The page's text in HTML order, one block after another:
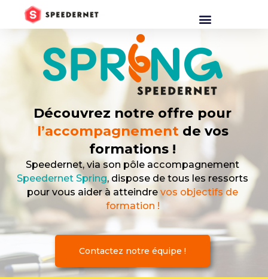
Découvrez notre offre pour
l’accompagnement de vos
formations !
Speedernet, via son pôle accompagnement
Speedernet Spring, dispose de tous les ressorts
pour vous aider à atteindrevos objectifs de
formation !
Contactez notre équipe !